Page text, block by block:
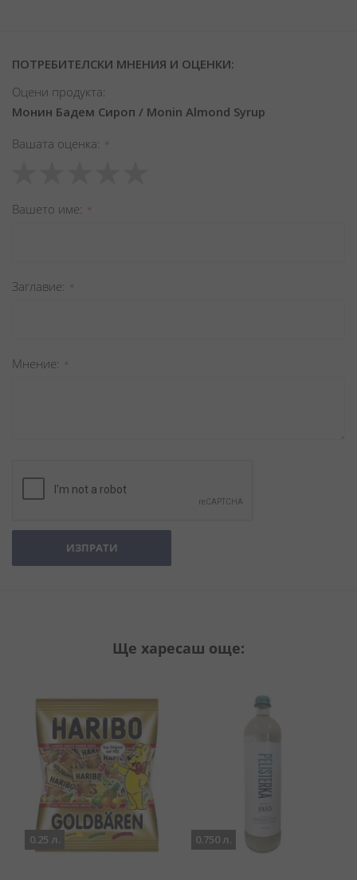
ПОТРЕБИТЕЛСКИ МНЕНИЯ И ОЦЕНКИ:
Оцени продукта:
Монин Бадем Сироп / Monin Almond Syrup
Вашата оценка
star
stars
stars
stars
stars
Вашето име
Заглавиe
Мнение
ИЗПРАТИ
Ще харесаш още:
0.25 л. 0.750 л.